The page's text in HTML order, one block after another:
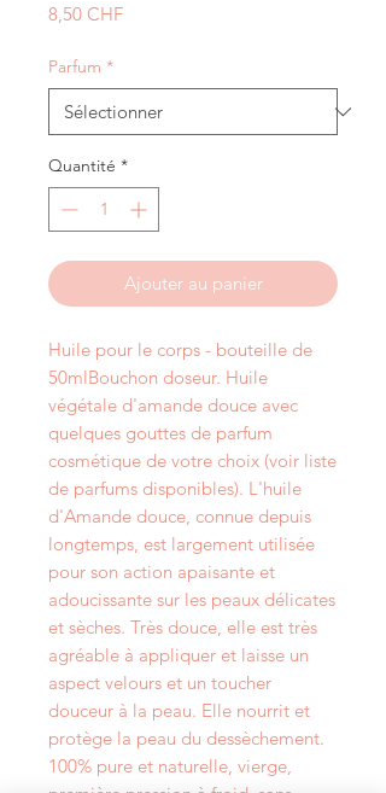
8,50 CHFPrix
Parfum *
Quantité *
Ajouter au panier
Huile pour le corps - bouteille de
50mlBouchon doseur. Huile
végétale d'amande douce avec
quelques gouttes de parfum
cosmétique de votre choix (voir liste
de parfums disponibles). L'huile
d'Amande douce, connue depuis
longtemps, est largement utilisée
pour son action apaisante et
adoucissante sur les peaux délicates
et sèches. Très douce, elle est très
agréable à appliquer et laisse un
aspect velours et un toucher
douceur à la peau. Elle nourrit et
protège la peau du dessèchement.
100% pure et naturelle, vierge,